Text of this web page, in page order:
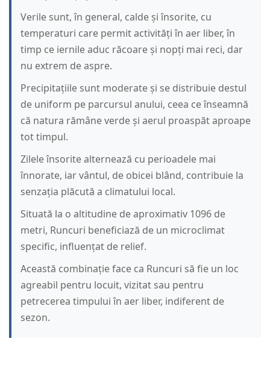
Verile sunt, în general, calde și însorite, cu
temperaturi care permit activități în aer liber, în
timp ce iernile aduc răcoare și nopți mai reci, dar
nu extrem de aspre.
Precipitațiile sunt moderate și se distribuie destul
de uniform pe parcursul anului, ceea ce înseamnă
că natura rămâne verde și aerul proaspăt aproape
tot timpul.
Zilele însorite alternează cu perioadele mai
înnorate, iar vântul, de obicei blând, contribuie la
senzația plăcută a climatului local.
Situată la o altitudine de aproximativ 1096 de
metri, Runcuri beneficiază de un microclimat
specific, influențat de relief.
Această combinație face ca Runcuri să fie un loc
agreabil pentru locuit, vizitat sau pentru
petrecerea timpului în aer liber, indiferent de
sezon.